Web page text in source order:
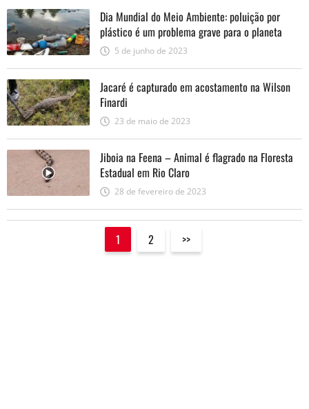
Dia Mundial do Meio Ambiente: poluição por
plástico é um problema grave para o planeta
5 de junho de 2023
Jacaré é capturado em acostamento na Wilson
Finardi
23 de maio de 2023
Jiboia na Feena – Animal é flagrado na Floresta
Estadual em Rio Claro
28 de fevereiro de 2023
1 2 >>